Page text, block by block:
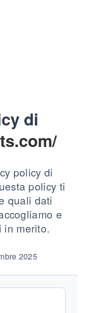
di
policy di
policy ti
quali dati
e
merito.
2025